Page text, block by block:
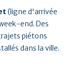
(ligne d'arrivée
end. Des
piétons
dans la ville.